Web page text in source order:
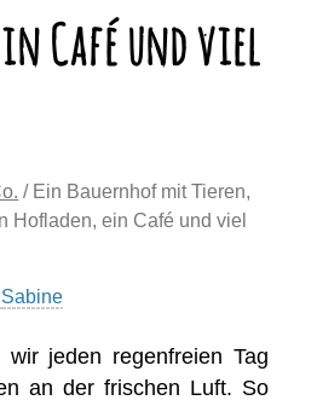
Café und viel
/ Ein Bauernhof mit Tieren,
Hofladen, ein Café und viel
Sabine
jeden regenfreien Tag
an der frischen Luft. So